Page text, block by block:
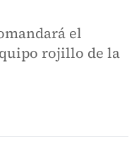
el
rojillo de la